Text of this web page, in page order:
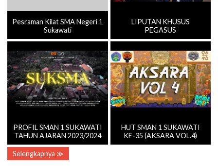
Pesraman Kilat SMA Negeri 1
Sukawati
LIPUTAN KHUSUS
PEGASUS
PROFIL SMAN 1 SUKAWATI
TAHUN AJARAN 2023/2024
HUT SMAN 1 SUKAWATI
KE-35 (AKSARA VOL.4)
Selengkapnya ≫